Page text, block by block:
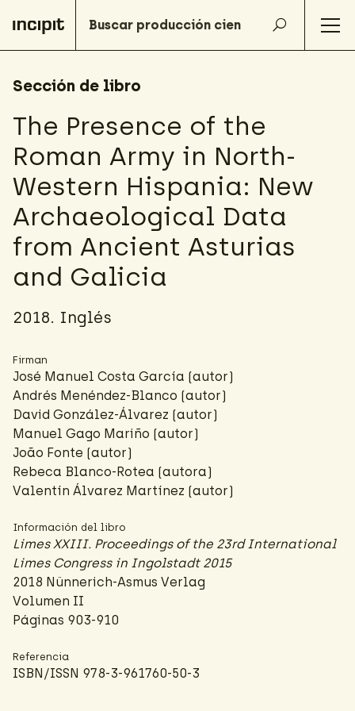
Sección de libro
The Presence of the
Roman Army in North-
Western Hispania: New
Archaeological Data
from Ancient Asturias
and Galicia
2018. Inglés
Firman
José Manuel Costa García (autor)
Andrés Menéndez-Blanco (autor)
David González-Álvarez (autor)
Manuel Gago Mariño (autor)
João Fonte (autor)
Rebeca Blanco-Rotea (autora)
Valentín Álvarez Martínez (autor)
Información del libro
Limes XXIII. Proceedings of the 23rd International
Limes Congress in Ingolstadt 2015
2018 Nünnerich-Asmus Verlag
Volumen II
Páginas 903-910
Referencia
ISBN/ISSN 978-3-961760-50-3